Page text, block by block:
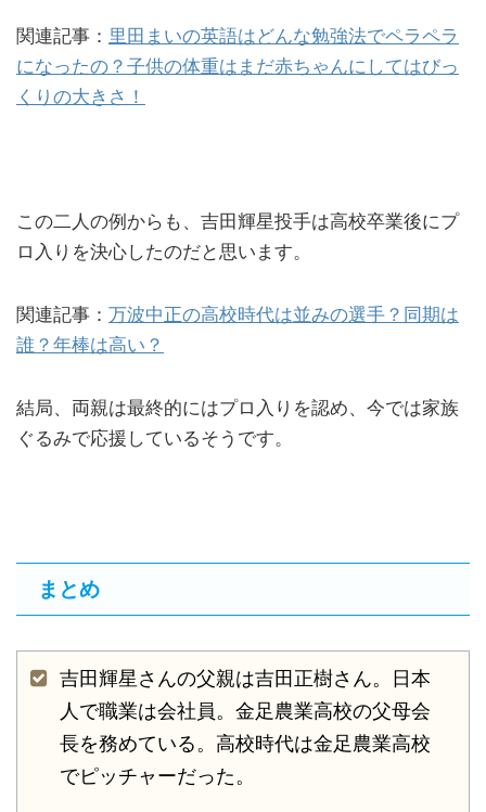
関連記事： 里田まいの英語はどんな勉強法でペラペラ
になったの？子供の体重はまだ赤ちゃんにしてはびっ
くりの大きさ！
この二人の例からも、吉田輝星投手は高校卒業後にプ
ロ入りを決心したのだと思います。
関連記事： 万波中正の高校時代は並みの選手？同期は
誰？年棒は高い？
結局、両親は最終的にはプロ入りを認め、今では家族
ぐるみで応援しているそうです。
まとめ
吉田輝星さんの父親は吉田正樹さん。日本
人で職業は会社員。金足農業高校の父母会
長を務めている。高校時代は金足農業高校
でピッチャーだった。